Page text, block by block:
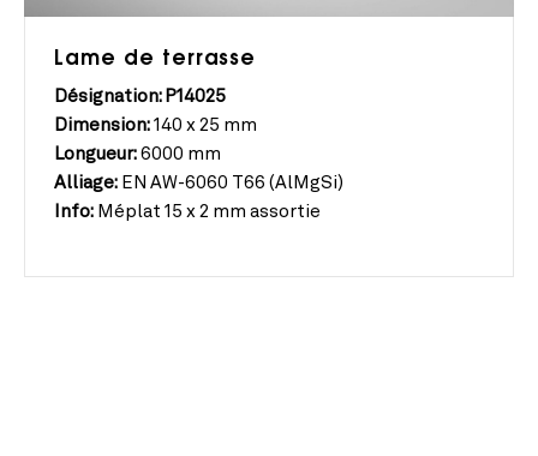
Lame de terrasse
Désignation: P14025
Dimension: 140 x 25 mm
Longueur: 6000 mm
Alliage: EN AW-6060 T66 (AlMgSi)
Info: Méplat 15 x 2 mm assortie